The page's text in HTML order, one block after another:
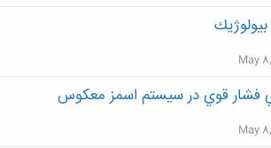
May
فشار قوي در سيستم اسمز معكوس
May